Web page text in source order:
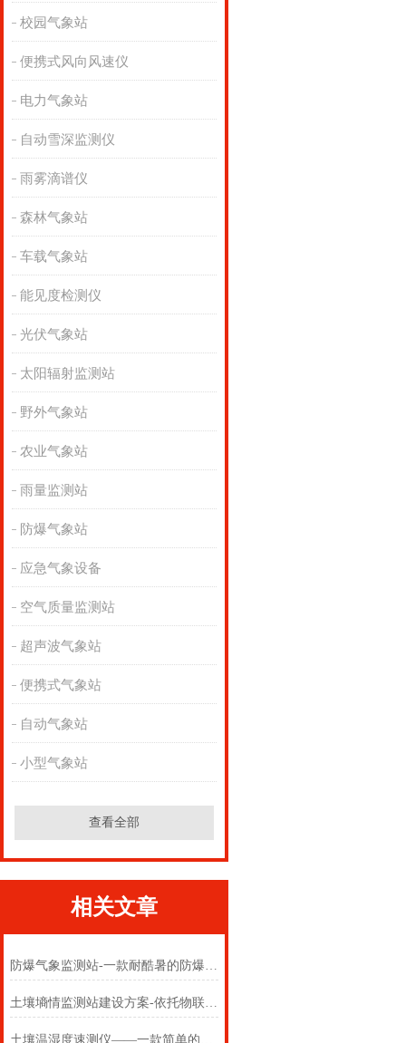
校园气象站
便携式风向风速仪
电力气象站
自动雪深监测仪
雨雾滴谱仪
森林气象站
车载气象站
能见度检测仪
光伏气象站
太阳辐射监测站
野外气象站
农业气象站
雨量监测站
防爆气象站
应急气象设备
空气质量监测站
超声波气象站
便携式气象站
自动气象站
小型气象站
查看全部
相关文章
防爆气象监测站-一款耐酷暑的防爆微型气象站#2022已更新
土壤墒情监测站建设方案-依托物联网的便携式土壤墒情监测站
土壤温湿度速测仪——一款简单的土壤含水量测定仪器2025(万象推送)